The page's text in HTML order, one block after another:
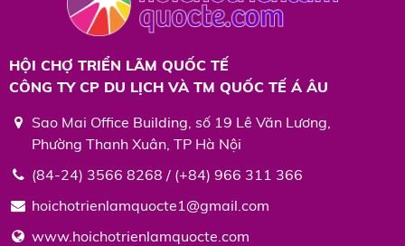
HỘI CHỢ TRIỂN LÃM QUỐC TẾ
CÔNG TY CP DU LỊCH VÀ TM QUỐC TẾ Á ÂU
Sao Mai Office Building, số 19 Lê Văn Lương,
Phường Thanh Xuân, TP Hà Nội
(84-24) 3566 8268 / (+84) 966 311 366
hoichotrienlamquocte1@gmail.com
www.hoichotrienlamquocte.com